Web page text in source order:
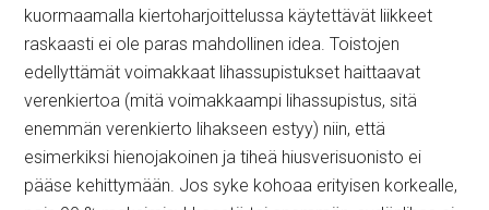
kuormaamalla kiertoharjoittelussa käytettävät liikkeet
raskaasti ei ole paras mahdollinen idea. Toistojen
edellyttämät voimakkaat lihassupistukset haittaavat
verenkiertoa (mitä voimakkaampi lihassupistus, sitä
enemmän verenkierto lihakseen estyy) niin, että
esimerkiksi hienojakoinen ja tiheä hiusverisuonisto ei
pääse kehittymään. Jos syke kohoaa erityisen korkealle,